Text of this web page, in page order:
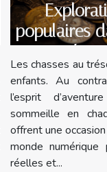
populaires
trésor
Les chasses au
enfants. Au
l’esprit
sommeille en
offrent une
monde
réelles et...